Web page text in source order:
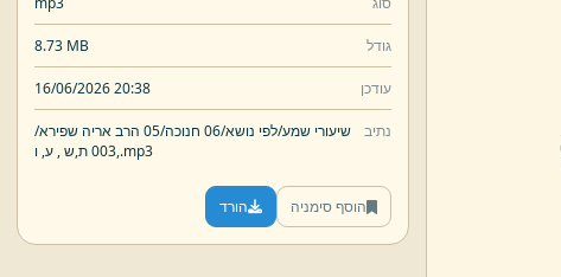
גודל 8.73 MB
עודכן 16/06/2026 20:38
נתיב שיעורי שמע/לפי נושא/06 חנוכה/
05 הרב אריה שפירא/
003 ת,
ש , ע, ו,.mp3
הוסף סימניה הורד